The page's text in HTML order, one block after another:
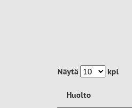
Näytä
kpl
Huolto